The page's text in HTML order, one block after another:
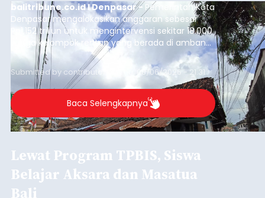
balitribune.co.id I Denpasar - Pemerintah Kota
Denpasar mengalokasikan anggaran sebesar
Rp1,152 triliun untuk mengintervensi sekitar 18.000
warga kelompok rentan yang berada di ambang
garis kemiskinan. Langkah strategis ini diambil
guna menjaga masyarakat yang berada pada
kelompok desil 5 dan 6 tersebut agar tidak
merosot ke kategori miskin.
Submitted by contributor Thu, 08/06/2026 - 21:31
Baca Selengkapnya
Lewat Program TPBIS, Siswa
Belajar Aksara dan Masatua
Bali